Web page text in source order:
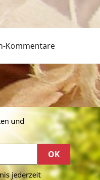
Kommentare
und
jederzeit